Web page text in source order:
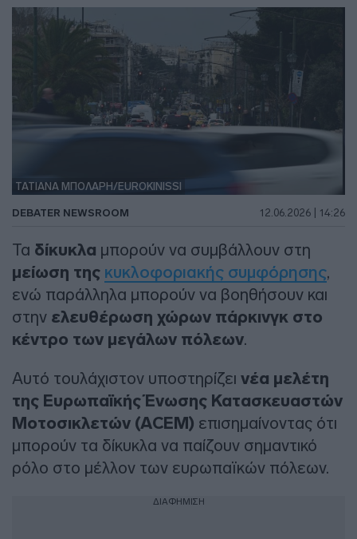
ΤΑΤΙΑΝΑ ΜΠΟΛΑΡΗ/EUROKINISSI
DEBATER NEWSROOM 12.06.2026 | 14:26
Τα δίκυκλα μπορούν να συμβάλλουν στη
μείωση της κυκλοφοριακής συμφόρησης,
ενώ παράλληλα μπορούν να βοηθήσουν και
στην ελευθέρωση χώρων πάρκινγκ στο
κέντρο των μεγάλων πόλεων.
Αυτό τουλάχιστον υποστηρίζει νέα μελέτη
της Ευρωπαϊκής Ένωσης Κατασκευαστών
Μοτοσικλετών (ACEM) επισημαίνοντας ότι
μπορούν τα δίκυκλα να παίζουν σημαντικό
ρόλο στο μέλλον των ευρωπαϊκών πόλεων.
ΔΙΑΦΗΜΙΣΗ